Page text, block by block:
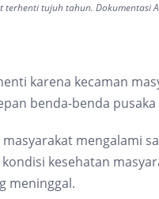
terhenti tujuh tahun. Dokumentasi
karena kecaman
benda-benda
mengalami
kesehatan
meninggal.